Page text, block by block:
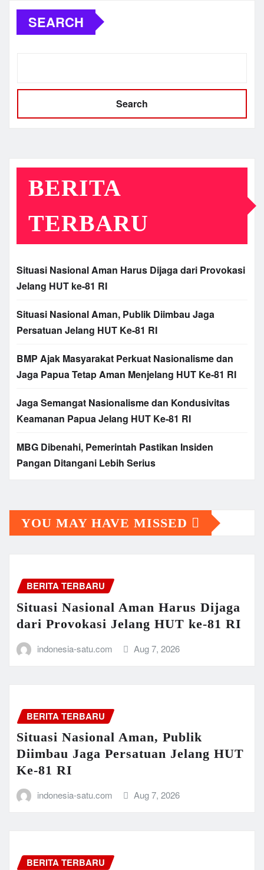
SEARCH
Search
BERITA
TERBARU
Situasi Nasional Aman Harus Dijaga dari Provokasi
Jelang HUT ke-81 RI
Situasi Nasional Aman, Publik Diimbau Jaga
Persatuan Jelang HUT Ke-81 RI
BMP Ajak Masyarakat Perkuat Nasionalisme dan
Jaga Papua Tetap Aman Menjelang HUT Ke-81 RI
Jaga Semangat Nasionalisme dan Kondusivitas
Keamanan Papua Jelang HUT Ke-81 RI
MBG Dibenahi, Pemerintah Pastikan Insiden
Pangan Ditangani Lebih Serius
YOU MAY HAVE MISSED
BERITA TERBARU
Situasi Nasional Aman Harus Dijaga
dari Provokasi Jelang HUT ke-81 RI
indonesia-satu.com Aug 7, 2026
BERITA TERBARU
Situasi Nasional Aman, Publik
Diimbau Jaga Persatuan Jelang HUT
Ke-81 RI
indonesia-satu.com Aug 7, 2026
BERITA TERBARU